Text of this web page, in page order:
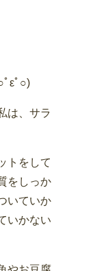
ﾟεﾟ○)
は、サラ
トをして
をしっか
いていか
いかない